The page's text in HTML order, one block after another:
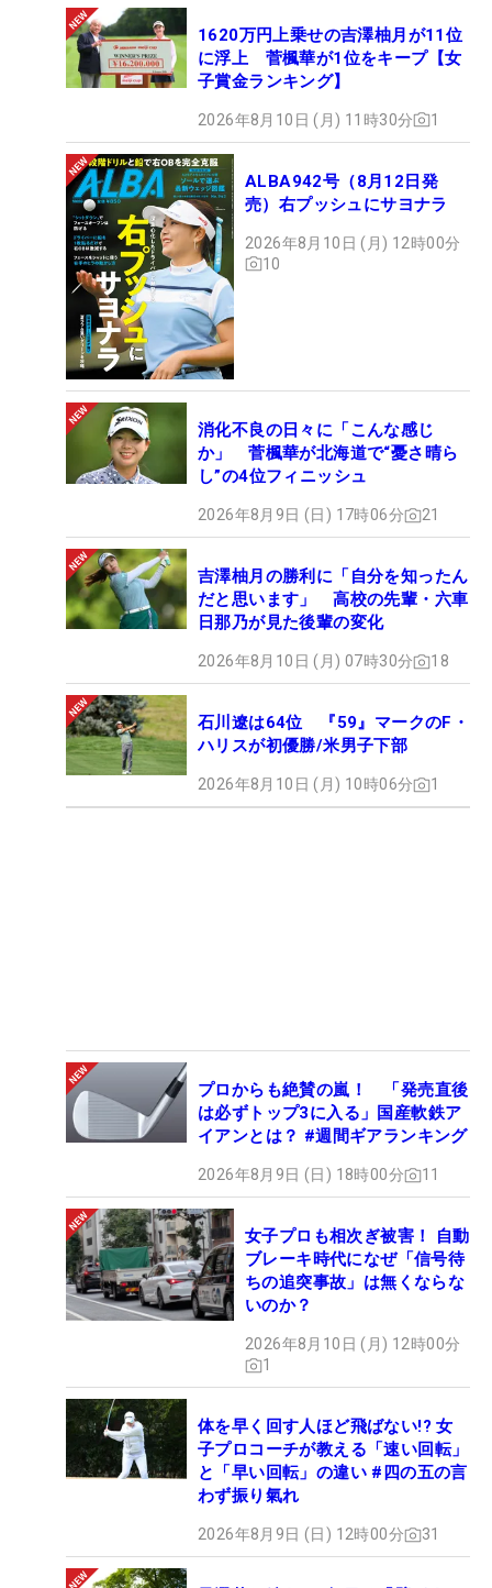
1620万円上乗せの吉澤柚月が11位
に浮上 菅楓華が1位をキープ【女
子賞金ランキング】
2026年8月10日 (月) 11時30分 1
ALBA942号（8月12日発
売）右プッシュにサヨナラ
2026年8月10日 (月) 12時00分
10
消化不良の日々に「こんな感じ
か」 菅楓華が北海道で“憂さ晴ら
し”の4位フィニッシュ
2026年8月9日 (日) 17時06分 21
吉澤柚月の勝利に「自分を知ったん
だと思います」 高校の先輩・六車
日那乃が見た後輩の変化
2026年8月10日 (月) 07時30分 18
石川遼は64位 『59』マークのF・
ハリスが初優勝/米男子下部
2026年8月10日 (月) 10時06分 1
プロからも絶賛の嵐！ 「発売直後
は必ずトップ3に入る」国産軟鉄ア
イアンとは？ #週間ギアランキング
2026年8月9日 (日) 18時00分 11
女子プロも相次ぎ被害！ 自動
ブレーキ時代になぜ「信号待
ちの追突事故」は無くならな
いのか？
2026年8月10日 (月) 12時00分
1
体を早く回す人ほど飛ばない!? 女
子プロコーチが教える「速い回転」
と「早い回転」の違い #四の五の言
わず振り氣れ
2026年8月9日 (日) 12時00分 31